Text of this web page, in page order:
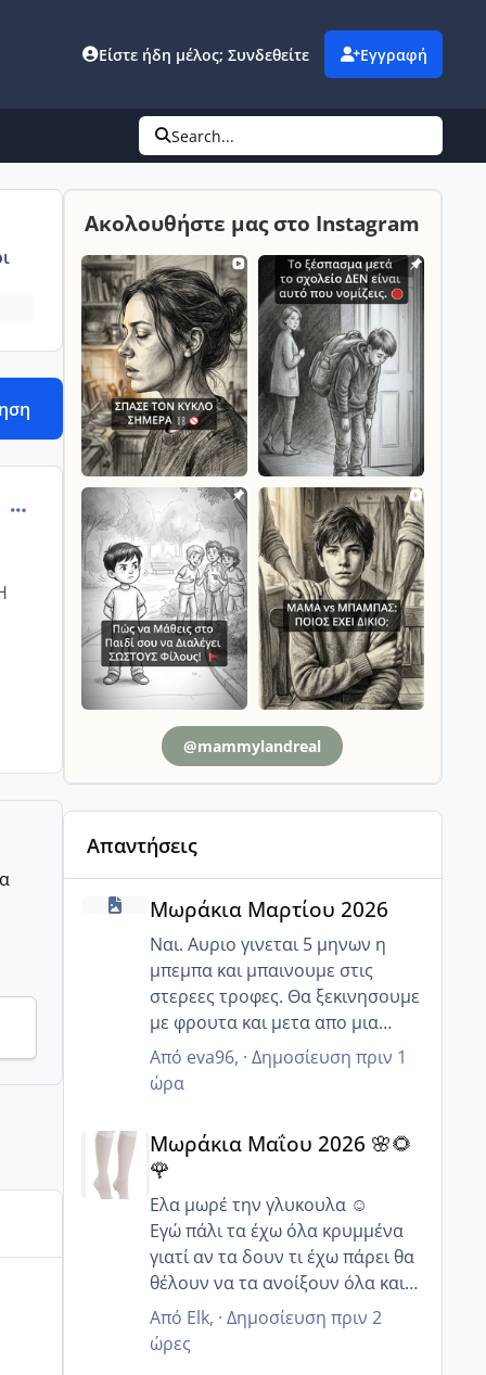
Είστε ήδη μέλος; Συνδεθείτε Εγγραφή
Search...
comment_966288
Ακολουθήστε μας στο Instagram
@mammylandreal
Απαντήσεις
Μωράκια Μαρτίου 2026
Μωράκια Μαρτίου 2026
Ναι. Αυριο γινεται 5 μηνων η
μπεμπα και μπαινουμε στις
στερεες τροφες. Θα ξεκινησουμε
με φρουτα και μετα απο μια
εβδομαδα θα βαλουμε τα
λαχανικα και το κρεας.
Από eva96, · Δημοσίευση πριν 1
ώρα
Μωράκια Μαΐου 2026 🌸🌻🌹
Μωράκια Μαΐου 2026 🌸🌻
🌹
Ελα μωρέ την γλυκουλα ☺️
Εγώ πάλι τα έχω όλα κρυμμένα
γιατί αν τα δουν τι έχω πάρει θα
θέλουν να τα ανοίξουν όλα και
δεν θα μείνει τίποτα όρθιο 😂
Ωω θα πάτε να γιορτάσεις και τα
γενέθλια σου τι ωραία μια χαρά
Από Elk, · Δημοσίευση πριν 2
ώρες